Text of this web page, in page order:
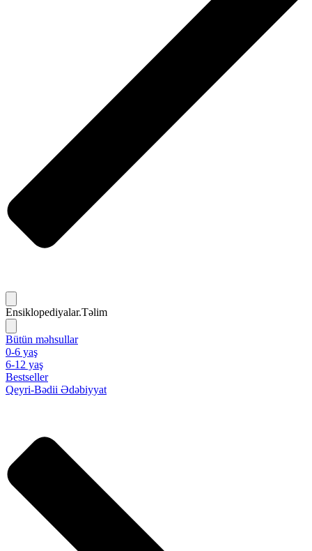
Ensiklopediyalar.Təlim
Bütün məhsullar
0-6 yaş
6-12 yaş
Bestseller
Qeyri-Bədii Ədəbiyyat